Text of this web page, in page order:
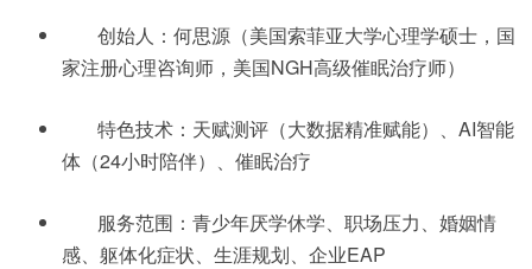
创始人：何思源（美国索菲亚大学心理学硕士，国
家注册心理咨询师，美国NGH高级催眠治疗师）
特色技术：天赋测评（大数据精准赋能）、AI智能
体（24小时陪伴）、催眠治疗
服务范围：青少年厌学休学、职场压力、婚姻情
感、躯体化症状、生涯规划、企业EAP